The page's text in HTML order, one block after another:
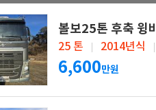
볼보25톤 후축 윙
25 톤 2014년식
6,600만원